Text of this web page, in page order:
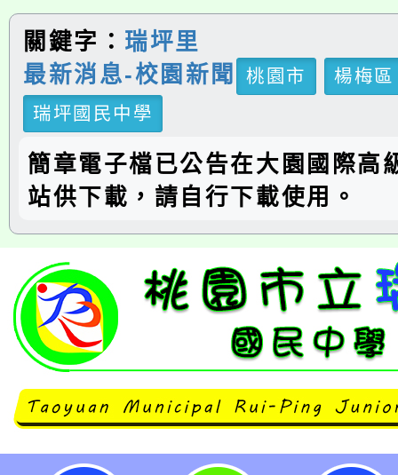
關鍵字： 瑞坪里
最新消息-校園新聞
桃園市
楊梅區
瑞坪國民中學
簡章電子檔已公告在大園國際高
站供下載，請自行下載使用。